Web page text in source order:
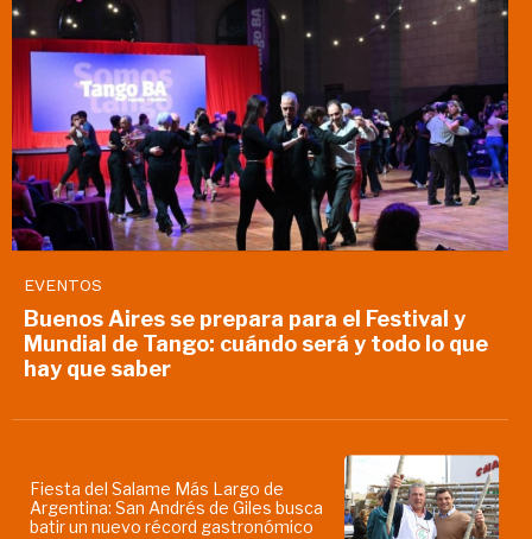
EVENTOS
Buenos Aires se prepara para el Festival y
Mundial de Tango: cuándo será y todo lo que
hay que saber
Fiesta del Salame Más Largo de
Argentina: San Andrés de Giles busca
batir un nuevo récord gastronómico